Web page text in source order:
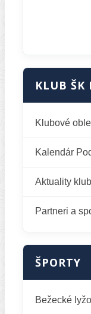
KLUB ŠK
Klubové
Kalendár
Aktuality
Partneri a
ŠPORTY
Bežecké